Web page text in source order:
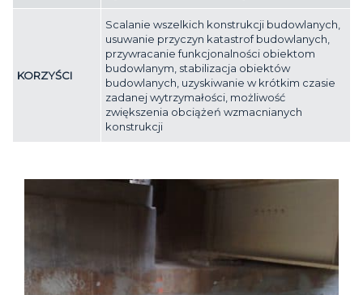
KORZYŚCI
Scalanie wszelkich konstrukcji budowlanych,
usuwanie przyczyn katastrof budowlanych,
przywracanie funkcjonalności obiektom
budowlanym, stabilizacja obiektów
budowlanych, uzyskiwanie w krótkim czasie
zadanej wytrzymałości, możliwość
zwiększenia obciążeń wzmacnianych
konstrukcji